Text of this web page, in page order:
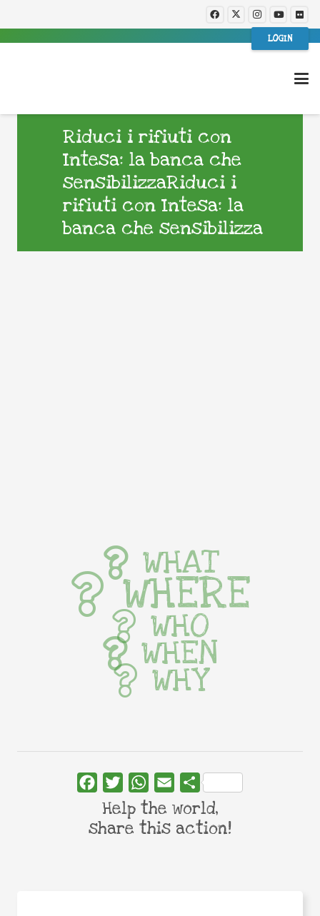
LOGIN
Riduci i rifiuti con
Intesa: la banca che
sensibilizzaRiduci i
rifiuti con Intesa: la
banca che sensibilizza
WHAT
WHERE
WHO
WHEN
WHY
FacebookTwitterWhatsApp
Email Share
Help the world,
share this action!